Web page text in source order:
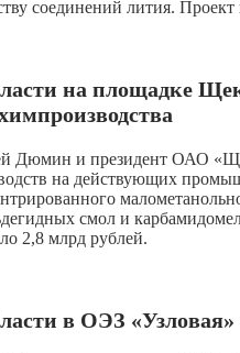
соединений лития.
на площадке
Дюмин и президент ОАО
на действующих
смол и
2,8 млрд рублей.
в ОЭЗ «Узловая»